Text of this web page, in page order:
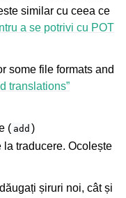
similar cu ceea ce
a se potrivi cu POT
some file formats and
translations”
( add )
traducere. Ocolește
șiruri noi, cât și